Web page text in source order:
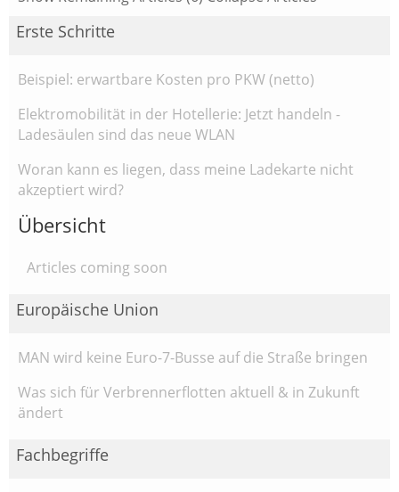
Erste Schritte
Beispiel: erwartbare Kosten pro PKW (netto)
Elektromobilität in der Hotellerie: Jetzt handeln -
Ladesäulen sind das neue WLAN
Woran kann es liegen, dass meine Ladekarte nicht
akzeptiert wird?
Übersicht
Articles coming soon
Europäische Union
MAN wird keine Euro-7-Busse auf die Straße bringen
Was sich für Verbrennerflotten aktuell & in Zukunft
ändert
Fachbegriffe